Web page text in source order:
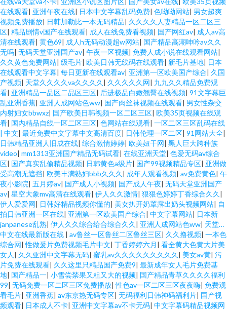
在线观看| 亚洲午夜在线| 日本中文字幕乱码免费| 色呦呦网站| 男女超爽
视频免费播放| 日韩加勒比一本无码精品| 久久久久人妻精品一区二区三
区| 精品剧情v国产在线观看| 成人在线免费看视频| 国产网红av| 成人av高
清在线观看| 黄色69| 成人h无码动漫超w网站| 国产精品高潮呻吟av久久
无吗| 无码天堂亚洲国产av| 午夜一区视频| 免费人成小说在线观看网站|
久久黄色免费网站| 级毛片| 欧美日韩无线码在线观看| 新毛片基地| 日本
在线观看中文字幕| 每日更新在线观看av| 亚洲第一区欧美国产综合| 久国
产视频| 天堂久久久久va久久久久 | 久久久久久网| 九九久久精品免费观
看| 亚洲精品一品区二品区三区| 后进极品白嫩翘臀在线视频| 91文字幕巨
乱亚洲香蕉| 亚洲人成网站色ww| 国产肉丝袜视频在线观看| 男女性杂交
内射妇女bbwxz| 国产欧美日韩视频一区二区三区| 欧美35页视频在线观
看| 国内精品自线一区二区三区| 色网站在线观看| 一区二区三区乱码在线
| 中文| 最近免费中文字幕中文高清百度| 日韩伦理一区二区| 91网站大全|
日韩精品亚洲人旧成在线| 综合激情婷婷| 欧美妞干网| 黑人巨大跨种族
video| mm1313亚洲国产精品无码试看| 在线亚洲天堂| 色爱无码av综合
区| 国产真实乱偷精品视频| 日韩黄色a级片| 国产99视频精品专区| 亚洲做
受高潮无遮挡| 欧美丰满熟妇bbb久久久 | 成年人观看视频| av免费黄色| 午
夜小影院| 五月婷av| 国产成人小视频| 国产成人午夜| 无码天堂亚洲国产
av| 星空大象mv高清在线观看| 伊人久久激情| 狠狠色婷婷丁香综合久久 |
伊人爱爱网| 日韩好精品视频你懂的| 美女扒开奶罩露出奶头视频网站| 自
拍日韩亚洲一区在线| 亚洲第一区欧美国产综合| 中文字幕网站| 日本新
janpanese乱熟| 伊人久久综合给合综合久久 | 亚洲人成网站色ww| 天堂…
中文在线最新版在线 | av鲁丝一区鲁丝二区鲁丝三区| 久久撸视频| 一本色
综合网|性做爰片免费视频毛片中文| 丁香婷婷六月 | 看全黄大色黄大片美
女人 | 久久亚洲中文字幕无码| 蜜乳av久久久久久久久久久 | 美女av黄| 污
片免费在线观看| 久久这里只精品国产免费9| 最新成年女人毛片免费基
地| 国产精品一| 小雪尝禁果又粗又大的视频| 国产精品青草久久久久福利
99| 无码免费一区二区三区免费播放|性色av一区二区三区夜夜嗨| 免费观
看毛片| 亚洲香蕉| av东京热无码专区| 无码福利日韩神码福利片| 国产视
频观看| 日本成人不卡| 亚洲中文字幕av不卡无码| 中文字幕码精品视频网